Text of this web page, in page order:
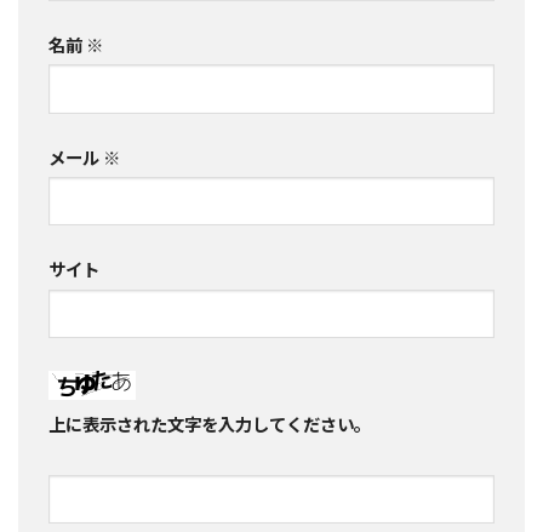
名前 ※
メール ※
サイト
上に表示された文字を入力してください。